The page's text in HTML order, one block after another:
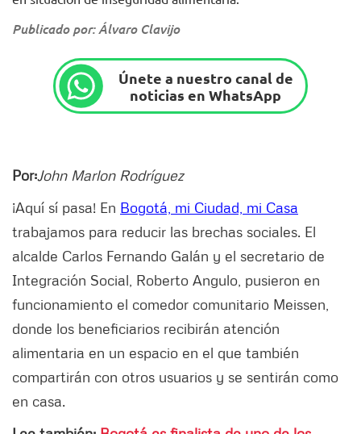
Publicado por: Álvaro Clavijo
Únete a nuestro canal de
noticias en WhatsApp
Por:John Marlon Rodríguez
¡Aquí sí pasa! En Bogotá, mi Ciudad, mi Casa
trabajamos para reducir las brechas sociales. El
alcalde Carlos Fernando Galán y el secretario de
Integración Social, Roberto Angulo, pusieron en
funcionamiento el comedor comunitario Meissen,
donde los beneficiarios recibirán atención
alimentaria en un espacio en el que también
compartirán con otros usuarios y se sentirán como
en casa.